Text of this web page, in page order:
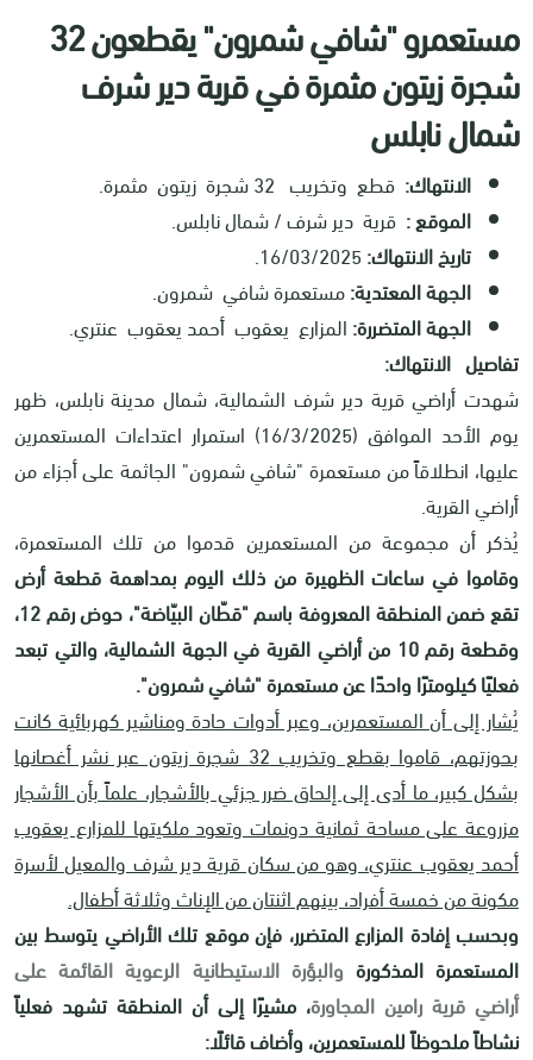
مستعمرو "شافي شمرون" يقطعون 32
شجرة زيتون مثمرة في قرية دير شرف
شمال نابلس
الانتهاك: قطع وتخريب 32 شجرة زيتون مثمرة.
الموقع : قرية دير شرف / شمال نابلس.
تاريخ الانتهاك:16/03/2025.
الجهة المعتدية:مستعمرة شافي شمرون.
الجهة المتضررة:المزارع يعقوب أحمد يعقوب عنتري.
تفاصيل الانتهاك:
شهدت أراضي قرية دير شرف الشمالية، شمال مدينة نابلس، ظهر
يوم الأحد الموافق (16/3/2025) استمرار اعتداءات المستعمرين
عليها، انطلاقاً من مستعمرة "شافي شمرون" الجاثمة على أجزاء من
أراضي القرية.
يُذكر أن مجموعة من المستعمرين قدموا من تلك المستعمرة،
وقاموا في ساعات الظهيرة من ذلك اليوم بمداهمة قطعة أرض
تقع ضمن المنطقة المعروفة باسم "قطّان البيّاضة"، حوض رقم 12،
وقطعة رقم 10 من أراضي القرية في الجهة الشمالية، والتي تبعد
فعليًا كيلومترًا واحدًا عن مستعمرة "شافي شمرون".
يُشار إلى أن المستعمرين، وعبر أدوات حادة ومناشير كهربائية كانت
بحوزتهم، قاموا بقطع وتخريب 32 شجرة زيتون عبر نشر أغصانها
بشكل كبير، ما أدى إلى إلحاق ضرر جزئي بالأشجار، علماً بأن الأشجار
مزروعة على مساحة ثمانية دونمات وتعود ملكيتها للمزارع يعقوب
أحمد يعقوب عنتري، وهو من سكان قرية دير شرف والمعيل لأسرة
مكونة من خمسة أفراد، بينهم اثنتان من الإناث وثلاثة أطفال.
وبحسب إفادة المزارع المتضرر، فإن موقع تلك الأراضي يتوسط بين
المستعمرة المذكورة والبؤرة الاستيطانية الرعوية القائمة على
أراضي قرية رامين المجاورة، مشيرًا إلى أن المنطقة تشهد فعلياً
نشاطاً ملحوظاً للمستعمرين، وأضاف قائلًا: